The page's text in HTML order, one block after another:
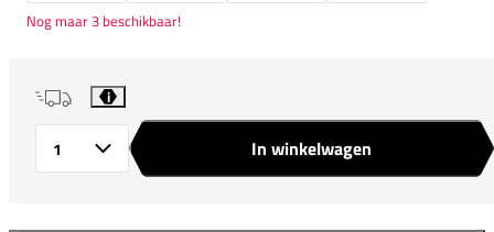
Nog maar 3 beschikbaar!
i
In winkelwagen